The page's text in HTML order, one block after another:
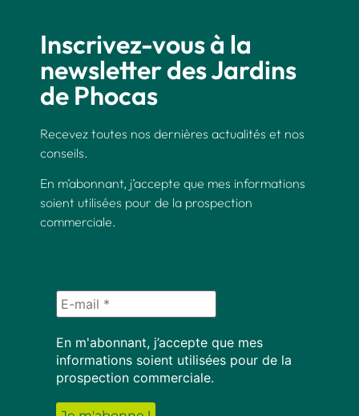
Inscrivez-vous à la
newsletter des Jardins
de Phocas
Recevez toutes nos dernières actualités et nos
conseils.
En m’abonnant, j’accepte que mes informations
soient utilisées pour de la prospection
commerciale.
En m'abonnant, j’accepte que mes
informations soient utilisées pour de la
prospection commerciale.